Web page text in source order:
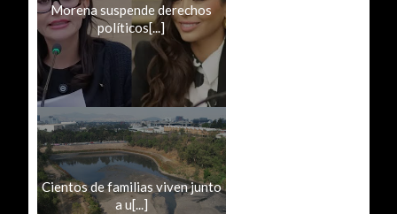
Morena suspende derechos
políticos[...]
Cientos de familias viven junto
a u[...]